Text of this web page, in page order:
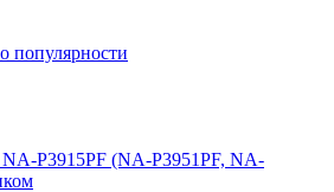
популярности
P3915PF (NA-P3951PF, NA-